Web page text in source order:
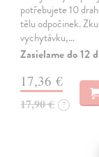
potřebujete 10
tělu odpočinek.
vychytávku,…
Zasielame do 12
17,36 €
17,90 € ?